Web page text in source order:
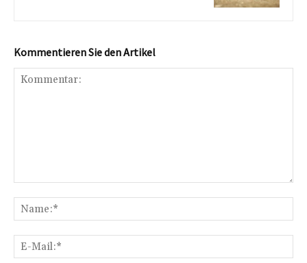
Kommentieren Sie den Artikel